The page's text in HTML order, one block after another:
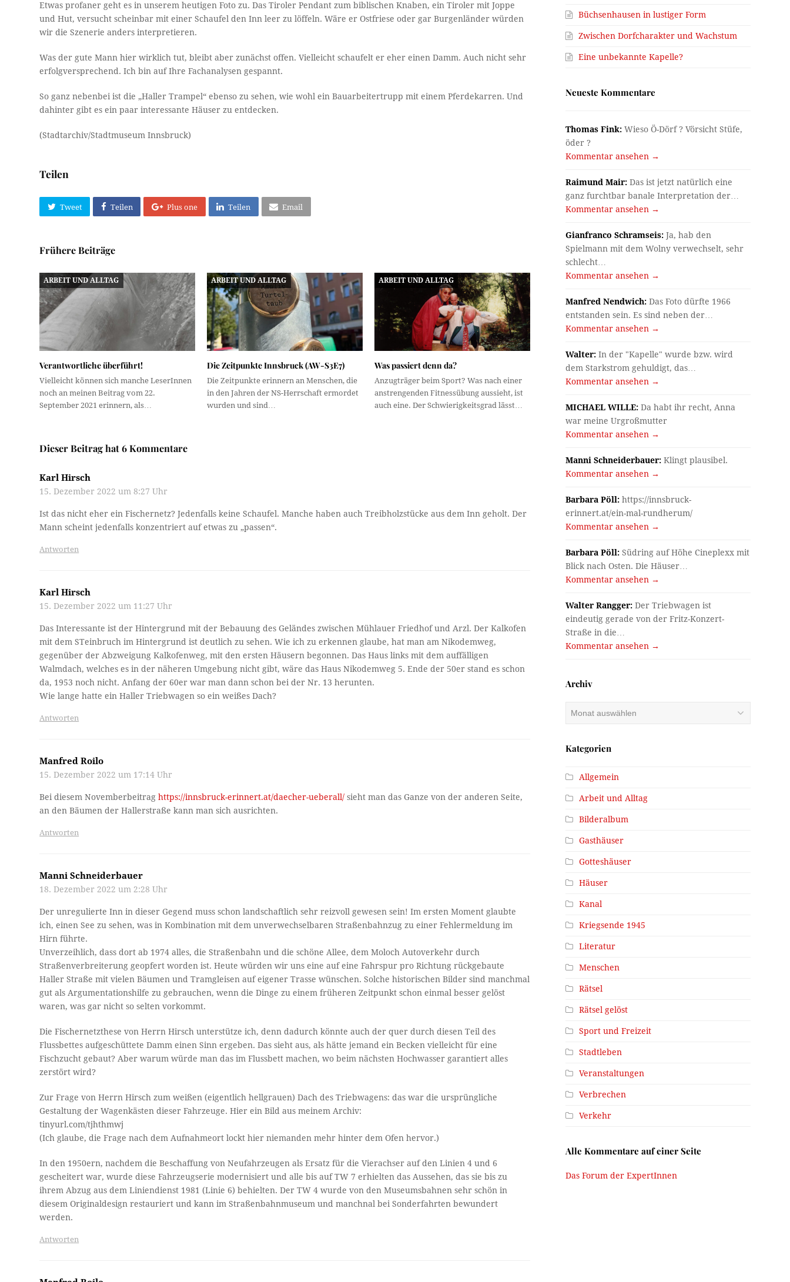
Etwas profaner geht es in unserem heutigen Foto zu. Das Tiroler Pendant zum biblischen Knaben, ein Tiroler mit Joppe
und Hut, versucht scheinbar mit einer Schaufel den Inn leer zu löffeln. Wäre er Ostfriese oder gar Burgenländer würden
wir die Szenerie anders interpretieren.
Was der gute Mann hier wirklich tut, bleibt aber zunächst offen. Vielleicht schaufelt er eher einen Damm. Auch nicht sehr
erfolgversprechend. Ich bin auf Ihre Fachanalysen gespannt.
So ganz nebenbei ist die „Haller Trampel“ ebenso zu sehen, wie wohl ein Bauarbeitertrupp mit einem Pferdekarren. Und
dahinter gibt es ein paar interessante Häuser zu entdecken.
(Stadtarchiv/Stadtmuseum Innsbruck)
Teilen
Tweet Teilen Plus one Teilen Email
Frühere Beiträge
ARBEIT UND ALLTAG
Verantwortliche überführt!
Vielleicht können sich manche LeserInnen
noch an meinen Beitrag vom 22.
September 2021 erinnern, als…
ARBEIT UND ALLTAG
Die Zeitpunkte Innsbruck (AW-S3E7)
Die Zeitpunkte erinnern an Menschen, die
in den Jahren der NS-Herrschaft ermordet
wurden und sind…
ARBEIT UND ALLTAG
Was passiert denn da?
Anzugträger beim Sport? Was nach einer
anstrengenden Fitnessübung aussieht, ist
auch eine. Der Schwierigkeitsgrad lässt…
Dieser Beitrag hat 6 Kommentare
Karl Hirsch
15. Dezember 2022 um 8:27 Uhr
Ist das nicht eher ein Fischernetz? Jedenfalls keine Schaufel. Manche haben auch Treibholzstücke aus dem Inn geholt. Der
Mann scheint jedenfalls konzentriert auf etwas zu „passen“.
Antworten
Karl Hirsch
15. Dezember 2022 um 11:27 Uhr
Das Interessante ist der Hintergrund mit der Bebauung des Geländes zwischen Mühlauer Friedhof und Arzl. Der Kalkofen
mit dem STeinbruch im Hintergrund ist deutlich zu sehen. Wie ich zu erkennen glaube, hat man am Nikodemweg,
gegenüber der Abzweigung Kalkofenweg, mit den ersten Häusern begonnen. Das Haus links mit dem auffälligen
Walmdach, welches es in der näheren Umgebung nicht gibt, wäre das Haus Nikodemweg 5. Ende der 50er stand es schon
da, 1953 noch nicht. Anfang der 60er war man dann schon bei der Nr. 13 herunten.
Wie lange hatte ein Haller Triebwagen so ein weißes Dach?
Antworten
Manfred Roilo
15. Dezember 2022 um 17:14 Uhr
Bei diesem Novemberbeitraghttps://innsbruck-erinnert.at/daecher-ueberall/ sieht man das Ganze von der anderen Seite,
an den Bäumen der Hallerstraße kann man sich ausrichten.
Antworten
Manni Schneiderbauer
18. Dezember 2022 um 2:28 Uhr
Der unregulierte Inn in dieser Gegend muss schon landschaftlich sehr reizvoll gewesen sein! Im ersten Moment glaubte
ich, einen See zu sehen, was in Kombination mit dem unverwechselbaren Straßenbahnzug zu einer Fehlermeldung im
Hirn führte.
Unverzeihlich, dass dort ab 1974 alles, die Straßenbahn und die schöne Allee, dem Moloch Autoverkehr durch
Straßenverbreiterung geopfert worden ist. Heute würden wir uns eine auf eine Fahrspur pro Richtung rückgebaute
Haller Straße mit vielen Bäumen und Tramgleisen auf eigener Trasse wünschen. Solche historischen Bilder sind manchmal
gut als Argumentationshilfe zu gebrauchen, wenn die Dinge zu einem früheren Zeitpunkt schon einmal besser gelöst
waren, was gar nicht so selten vorkommt.
Die Fischernetzthese von Herrn Hirsch unterstütze ich, denn dadurch könnte auch der quer durch diesen Teil des
Flussbettes aufgeschüttete Damm einen Sinn ergeben. Das sieht aus, als hätte jemand ein Becken vielleicht für eine
Fischzucht gebaut? Aber warum würde man das im Flussbett machen, wo beim nächsten Hochwasser garantiert alles
zerstört wird?
Zur Frage von Herrn Hirsch zum weißen (eigentlich hellgrauen) Dach des Triebwagens: das war die ursprüngliche
Gestaltung der Wagenkästen dieser Fahrzeuge. Hier ein Bild aus meinem Archiv:
tinyurl.com/tjhthmwj
(Ich glaube, die Frage nach dem Aufnahmeort lockt hier niemanden mehr hinter dem Ofen hervor.)
In den 1950ern, nachdem die Beschaffung von Neufahrzeugen als Ersatz für die Vierachser auf den Linien 4 und 6
gescheitert war, wurde diese Fahrzeugserie modernisiert und alle bis auf TW 7 erhielten das Aussehen, das sie bis zu
ihrem Abzug aus dem Liniendienst 1981 (Linie 6) behielten. Der TW 4 wurde von den Museumsbahnen sehr schön in
diesem Originaldesign restauriert und kann im Straßenbahnmuseum und manchnal bei Sonderfahrten bewundert
werden.
Antworten
Büchsenhausen in lustiger Form
Zwischen Dorfcharakter und Wachstum
Eine unbekannte Kapelle?
Neueste Kommentare
Thomas Fink: Wieso Ö-Dörf ? Vörsicht Stüfe,
öder ?
Kommentar ansehen →
Raimund Mair: Das ist jetzt natürlich eine
ganz furchtbar banale Interpretation der…
Kommentar ansehen →
Gianfranco Schramseis: Ja, hab den
Spielmann mit dem Wolny verwechselt, sehr
schlecht…
Kommentar ansehen →
Manfred Nendwich: Das Foto dürfte 1966
entstanden sein. Es sind neben der…
Kommentar ansehen →
Walter: In der "Kapelle" wurde bzw. wird
dem Starkstrom gehuldigt, das…
Kommentar ansehen →
MICHAEL WILLE: Da habt ihr recht, Anna
war meine Urgroßmutter
Kommentar ansehen →
Manni Schneiderbauer: Klingt plausibel.
Kommentar ansehen →
Barbara Pöll: https://innsbruck-
erinnert.at/ein-mal-rundherum/
Kommentar ansehen →
Barbara Pöll: Südring auf Höhe Cineplexx mit
Blick nach Osten. Die Häuser…
Kommentar ansehen →
Walter Rangger: Der Triebwagen ist
eindeutig gerade von der Fritz-Konzert-
Straße in die…
Kommentar ansehen →
Archiv
Kategorien
Allgemein
Arbeit und Alltag
Bilderalbum
Gasthäuser
Gotteshäuser
Häuser
Kanal
Kriegsende 1945
Literatur
Menschen
Rätsel
Rätsel gelöst
Sport und Freizeit
Stadtleben
Veranstaltungen
Verbrechen
Verkehr
Alle Kommentare auf einer Seite
Das Forum der ExpertInnen